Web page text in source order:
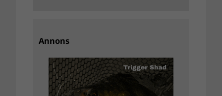
Annons